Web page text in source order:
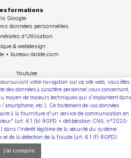
formations
Google
données personnelles
d’Utilisation
& webdesign :
• bureau-bolde.com
Youtube
votre navigation sur ce site web, vous êtes
des données à caractère personnel vous concernant,
moyen de traceurs techniques qui s'implantent dans
smartphone, etc.). Ce traitement de vos données
à la fourniture d'un service de communication en
(art. 6.1 (b) RGPD + délibération CNIL n°2020-
dans l'intérêt légitime de la sécurité du système
de la détection de la fraude (art. 6.1 (f) RGPD)
j'ai compris